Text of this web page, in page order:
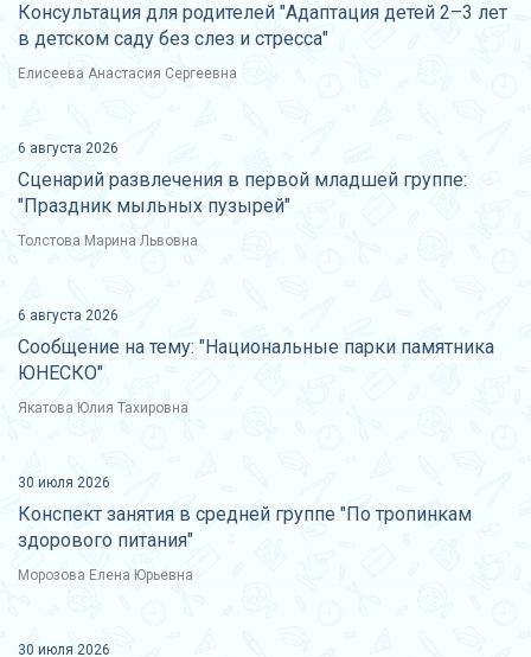
Консультация для родителей "Адаптация детей 2–3 лет
в детском саду без слез и стресса"
Елисеева Анастасия Сергеевна
6 августа 2026
Сценарий развлечения в первой младшей группе:
"Праздник мыльных пузырей"
Толстова Марина Львовна
6 августа 2026
Сообщение на тему: "Национальные парки памятника
ЮНЕСКО"
Якатова Юлия Тахировна
30 июля 2026
Конспект занятия в средней группе "По тропинкам
здорового питания"
Морозова Елена Юрьевна
30 июля 2026